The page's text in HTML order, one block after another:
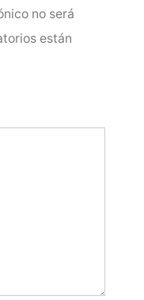
no será
están